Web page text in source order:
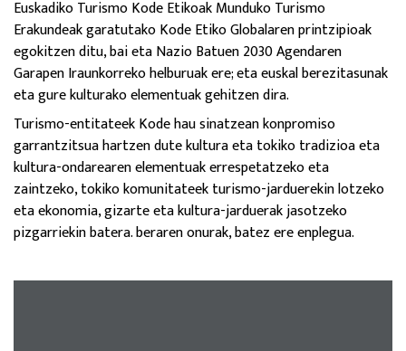
Euskadiko Turismo Kode Etikoak Munduko Turismo
Erakundeak garatutako Kode Etiko Globalaren printzipioak
egokitzen ditu, bai eta Nazio Batuen 2030 Agendaren
Garapen Iraunkorreko helburuak ere; eta euskal berezitasunak
eta gure kulturako elementuak gehitzen dira.
Turismo-entitateek Kode hau sinatzean konpromiso
garrantzitsua hartzen dute kultura eta tokiko tradizioa eta
kultura-ondarearen elementuak errespetatzeko eta
zaintzeko, tokiko komunitateek turismo-jarduerekin lotzeko
eta ekonomia, gizarte eta kultura-jarduerak jasotzeko
pizgarriekin batera. beraren onurak, batez ere enplegua.